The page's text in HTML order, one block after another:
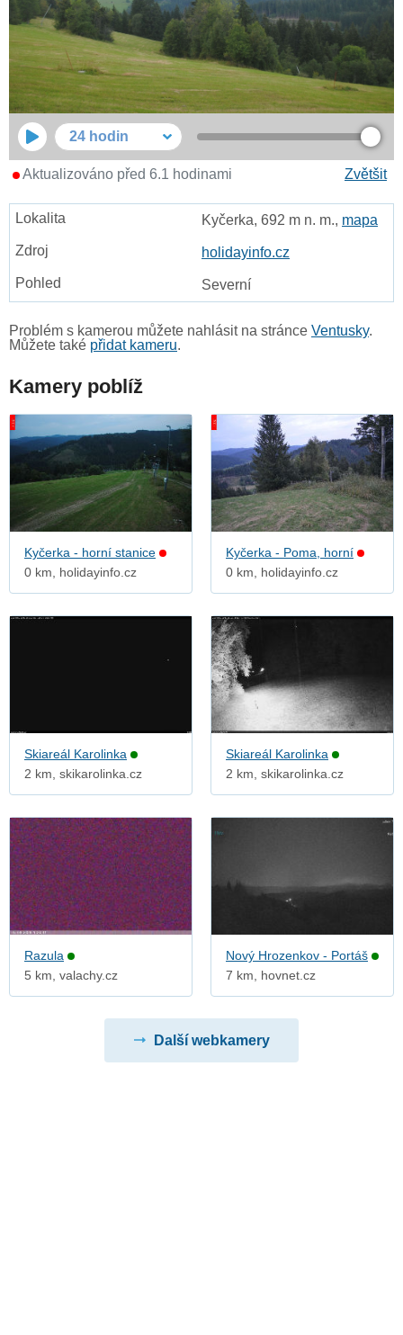
24 hodin
Zvětšit
Aktualizováno před 6.1 hodinami
Kyčerka, 692 m n. m., mapa
holidayinfo.cz
Severní
Problém s kamerou můžete nahlásit na stránce Ventusky.
Můžete také přidat kameru.
Kamery poblíž
Kyčerka - horní stanice
0 km, holidayinfo.cz
Kyčerka - Poma, horní
0 km, holidayinfo.cz
Skiareál Karolinka
2 km, skikarolinka.cz
Skiareál Karolinka
2 km, skikarolinka.cz
Razula
5 km, valachy.cz
Nový Hrozenkov - Portáš
7 km, hovnet.cz
Další webkamery